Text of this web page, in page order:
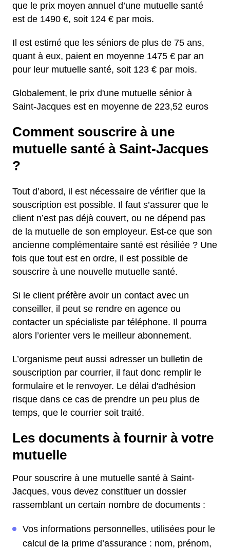
que le prix moyen annuel d’une mutuelle santé
est de 1490 €, soit 124 € par mois.
Il est estimé que les séniors de plus de 75 ans,
quant à eux, paient en moyenne 1475 € par an
pour leur mutuelle santé, soit 123 € par mois.
Globalement, le prix d'une mutuelle sénior à
Saint-Jacques est en moyenne de 223,52 euros
Comment souscrire à une
mutuelle santé à Saint-Jacques
?
Tout d’abord, il est nécessaire de vérifier que la
souscription est possible. Il faut s’assurer que le
client n’est pas déjà couvert, ou ne dépend pas
de la mutuelle de son employeur. Est-ce que son
ancienne complémentaire santé est résiliée ? Une
fois que tout est en ordre, il est possible de
souscrire à une nouvelle mutuelle santé.
Si le client préfère avoir un contact avec un
conseiller, il peut se rendre en agence ou
contacter un spécialiste par téléphone. Il pourra
alors l’orienter vers le meilleur abonnement.
L’organisme peut aussi adresser un bulletin de
souscription par courrier, il faut donc remplir le
formulaire et le renvoyer. Le délai d'adhésion
risque dans ce cas de prendre un peu plus de
temps, que le courrier soit traité.
Les documents à fournir à votre
mutuelle
Pour souscrire à une mutuelle santé à Saint-
Jacques, vous devez constituer un dossier
rassemblant un certain nombre de documents :
Vos informations personnelles, utilisées pour le
calcul de la prime d’assurance : nom, prénom,